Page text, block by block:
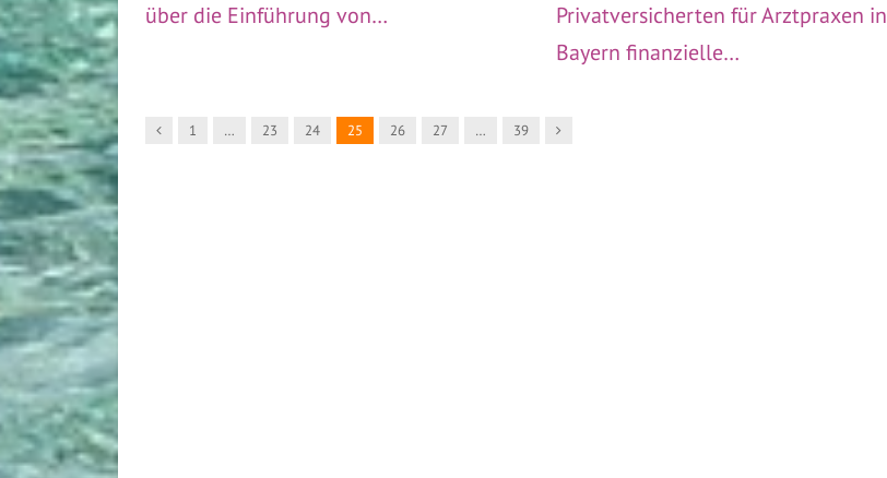
über die Einführung von…
Privatversicherten für Arztpraxen in
Bayern finanzielle…
Vorgänger
1 … 23 24 25 26 27 … 39 Nachfolger